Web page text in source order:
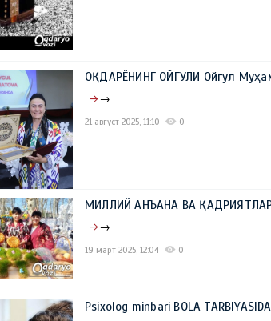
ОҚДАРЁНИНГ ОЙГУЛИ Ойгул
→
21 август 2025, 11:10 0
МИЛЛИЙ АНЪАНА ВА
→
19 март 2025, 12:04 0
Psixolog minbari BOLA